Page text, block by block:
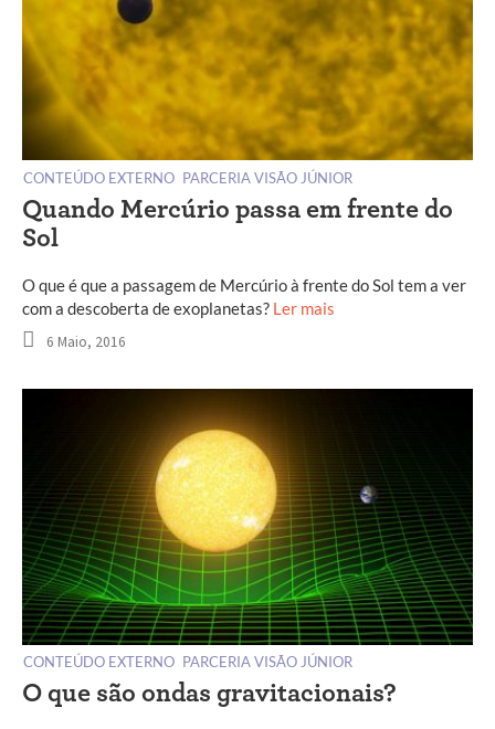
CONTEÚDO EXTERNO PARCERIA VISÃO JÚNIOR
Quando Mercúrio passa em frente do
Sol
O que é que a passagem de Mercúrio à frente do Sol tem a ver
com a descoberta de exoplanetas? Ler mais
6 Maio, 2016
CONTEÚDO EXTERNO PARCERIA VISÃO JÚNIOR
O que são ondas gravitacionais?